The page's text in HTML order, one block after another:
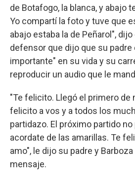
de Botafogo, la blanca, y abajo
Yo compartí la foto y tuve que
abajo estaba la de Peñarol", dijo
defensor que dijo que su padre
importante" en su vida y su
reproducir un audio que le
"Te felicito. Llegó el primero de
felicito a vos y a todos los
partidazo. El próximo partido no
acordate de las amarillas. Te
amo", le dijo su padre y
mensaje.